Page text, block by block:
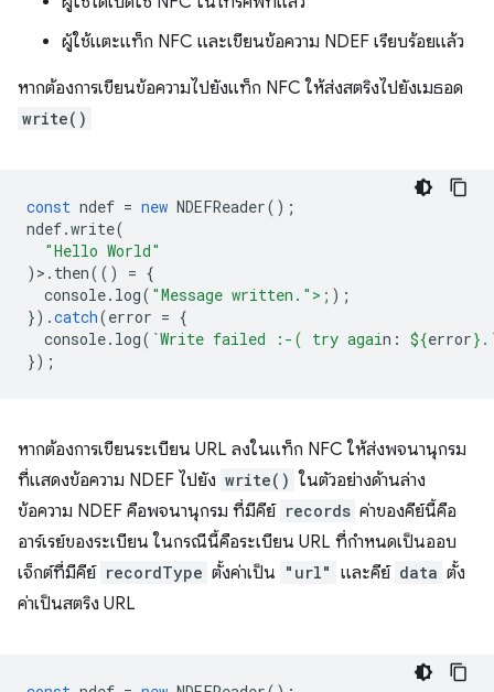
ผู้ใช้แตะแท็ก NFC และเขียนข้อความ NDEF เรียบร้อยแล้ว
หากต้องการเขียนข้อความไปยังแท็ก NFC ให้ส่งสตริงไปยังเมธอด
write()
const ndef = new NDEFReader();
ndef.write(
"Hello World"
)>. then(() = {
console. log( "Message written.">; );
}).catch(error = {
console. log( `Write failed :-( try again: ${error}
});
หากต้องการเขียนระเบียน URL ลงในแท็ก NFC ให้ส่งพจนานุกรม
ที่แสดงข้อความ NDEF ไปยัง write() ในตัวอย่างด้านล่าง
ข้อความ NDEF คือพจนานุกรม ที่มีคีย์ records ค่าของคีย์นี้คือ
อาร์เรย์ของระเบียน ในกรณีนี้คือระเบียน URL ที่กำหนดเป็นออบ
เจ็กต์ที่มีคีย์ recordType ตั้งค่าเป็น "url" และคีย์ data ตั้ง
ค่าเป็นสตริง URL